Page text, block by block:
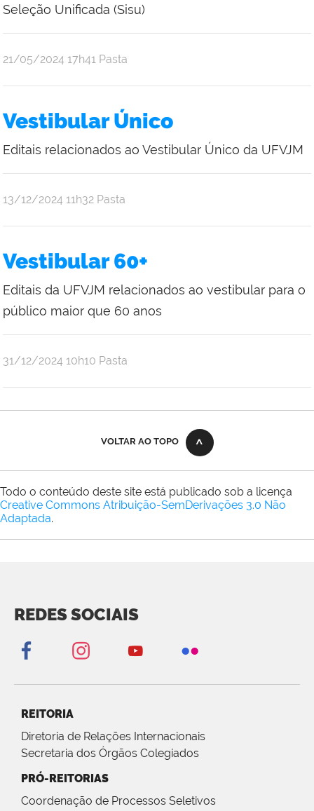
Seleção Unificada (Sisu)
publicado
21/05/2024 17h41 Pasta
Vestibular Único
Editais relacionados ao Vestibular Único da UFVJM
publicado
13/12/2024 11h32 Pasta
Vestibular 60+
Editais da UFVJM relacionados ao vestibular para o
público maior que 60 anos
publicado
31/12/2024 10h10 Pasta
VOLTAR AO TOPO
Todo o conteúdo deste site está publicado sob a licença
Creative Commons Atribuição-SemDerivações 3.0 Não
Adaptada.
REDES SOCIAIS
REITORIA
Diretoria de Relações Internacionais
Secretaria dos Órgãos Colegiados
PRÓ-REITORIAS
Coordenação de Processos Seletivos